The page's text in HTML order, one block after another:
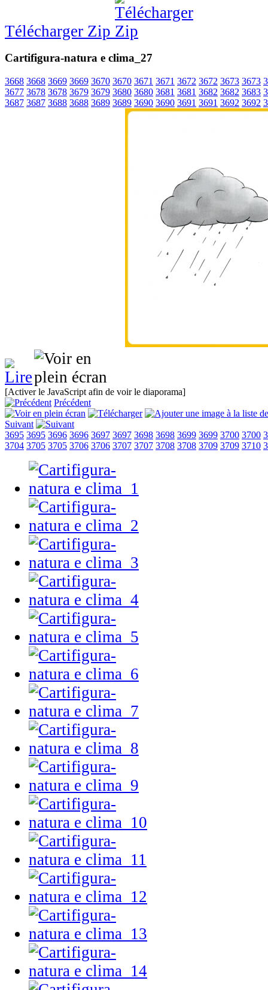
Télécharger Zip
Cartifigura-natura e clima_27
3668 3668 3669 3669 3670 3670 3671 3671 3672 3672 3673 3673
3677 3678 3678 3679 3679 3680 3680 3681 3681 3682 3682 3683
3687 3687 3688 3688 3689 3689 3690 3690 3691 3691 3692 3692
[Activer le JavaScript afin de voir le diaporama]
Précédent
Suivant
3695 3695 3696 3696 3697 3697 3698 3698 3699 3699 3700 3700
3704 3705 3705 3706 3706 3707 3707 3708 3708 3709 3709 3710